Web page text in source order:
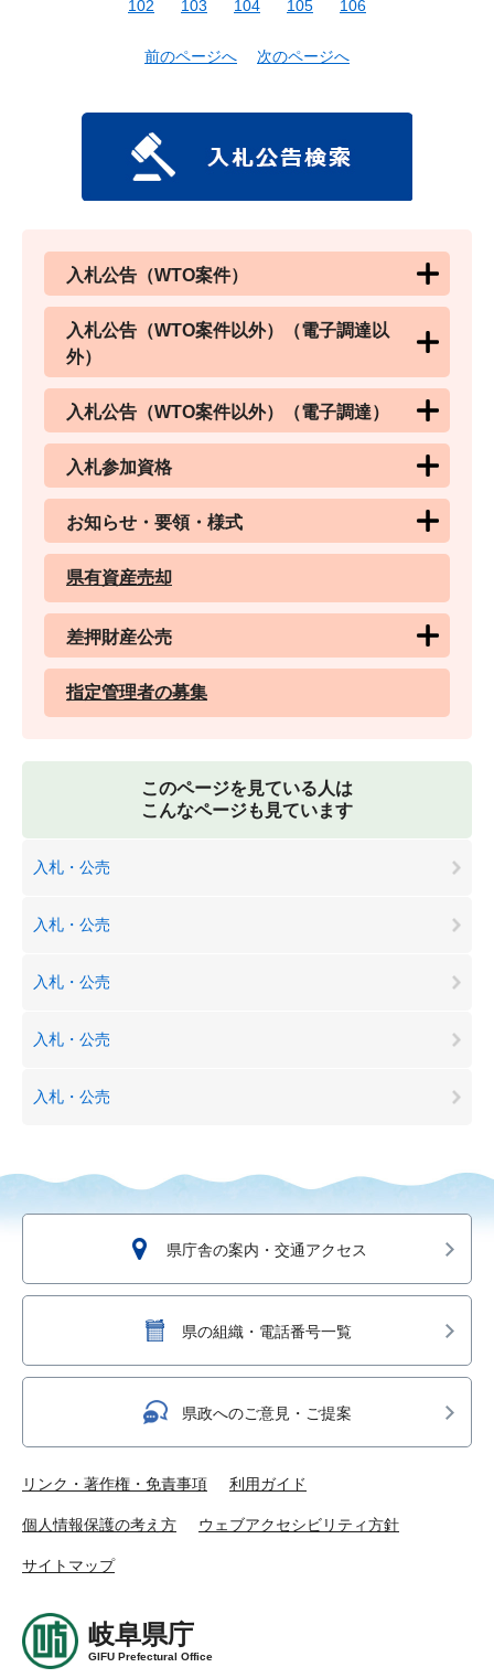
102
103 104 105 106
前のページへ 次のページへ
入札公告（WTO案件）
入札公告（WTO案件以外）（電子調達以
外）
入札公告（WTO案件以外）（電子調達）
入札参加資格
お知らせ・要領・様式
県有資産売却
差押財産公売
指定管理者の募集
このページを見ている人は
こんなページも見ています
入札・公売
入札・公売
入札・公売
入札・公売
入札・公売
県庁舎の案内・交通アクセス
県の組織・電話番号一覧
県政へのご意見・ご提案
リンク・著作権・免責事項 利用ガイド
個人情報保護の考え方 ウェブアクセシビリティ方針
サイトマップ
岐阜県庁
GIFU Prefectural Office